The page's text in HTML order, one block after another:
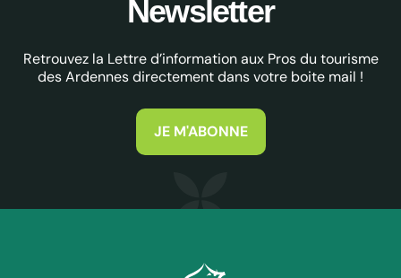
Newsletter
Retrouvez la Lettre d’information aux Pros du tourisme
des Ardennes directement dans votre boite mail !
JE M'ABONNE